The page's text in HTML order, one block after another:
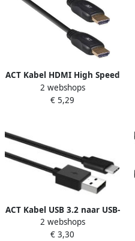
ACT Kabel HDMI High Speed
type 1.4 2.5 meter
2 webshops
€ 5,29
ACT Kabel USB 3.2 naar USB-
C laad -en data 1 meter
2 webshops
€ 3,30